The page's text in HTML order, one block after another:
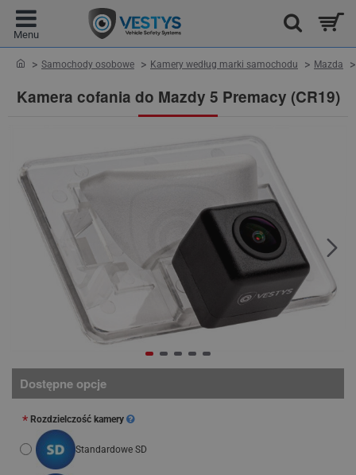
Kamera cofania do Mazdy 5 Premacy (CR19)
homeSamochody osobowe Kamery według marki samochodu Mazda
Dostępne opcje
Rozdzielczość kamery
Standardowe SD